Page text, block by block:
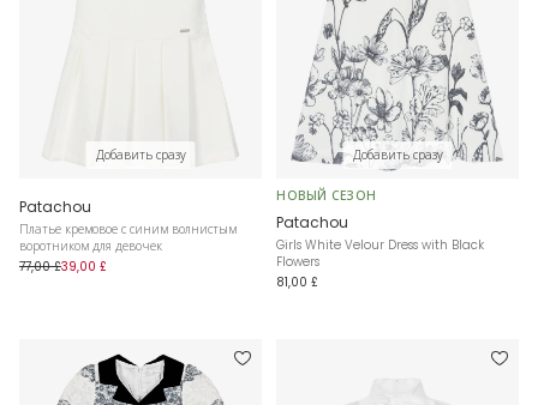
Добавить сразу
Patachou
Платье кремовое с синим волнистым
воротником для девочек
77,00 £39,00 £
Добавить сразу
НОВЫЙ СЕЗОН
Patachou
Girls White Velour Dress with Black
Flowers
81,00 £